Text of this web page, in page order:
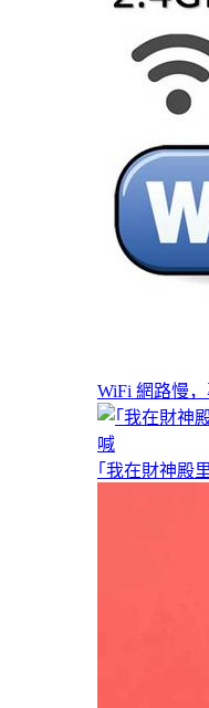
WiFi 網路慢
｢我在財神殿